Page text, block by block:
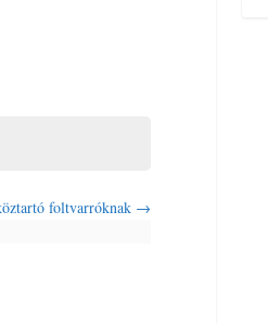
foltvarróknak